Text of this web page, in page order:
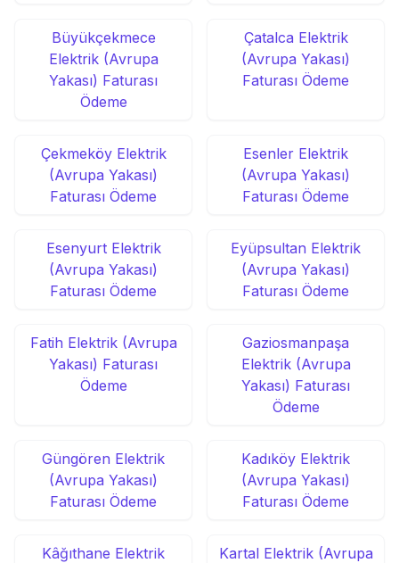
Büyükçekmece
Elektrik (Avrupa
Yakası) Faturası
Ödeme
Çatalca Elektrik
(Avrupa Yakası)
Faturası Ödeme
Çekmeköy Elektrik
(Avrupa Yakası)
Faturası Ödeme
Esenler Elektrik
(Avrupa Yakası)
Faturası Ödeme
Esenyurt Elektrik
(Avrupa Yakası)
Faturası Ödeme
Eyüpsultan Elektrik
(Avrupa Yakası)
Faturası Ödeme
Fatih Elektrik (Avrupa
Yakası) Faturası
Ödeme
Gaziosmanpaşa
Elektrik (Avrupa
Yakası) Faturası
Ödeme
Güngören Elektrik
(Avrupa Yakası)
Faturası Ödeme
Kadıköy Elektrik
(Avrupa Yakası)
Faturası Ödeme
Kâğıthane Elektrik
Kartal Elektrik (Avrupa